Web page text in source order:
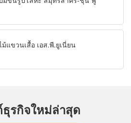
แขวนเสื้อ เอส.พี.ยูเนี่ยน
ธุรกิจใหม่ล่าสุด